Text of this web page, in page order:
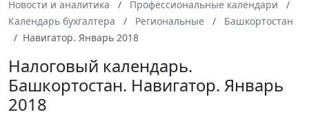
Новости и аналитика
Профессиональные календари
Календарь бухгалтера
Региональные
Башкортостан
Навигатор. Январь 2018
Налоговый календарь.
Башкортостан. Навигатор. Январь
2018